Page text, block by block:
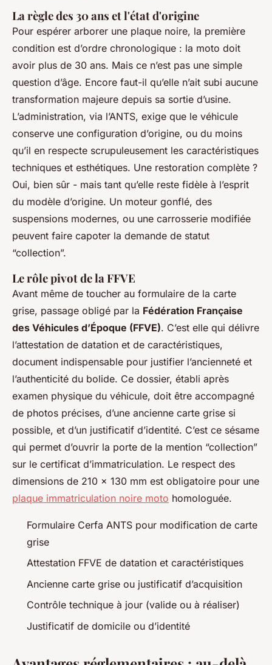
La règle des 30 ans et l'état d'origine
Pour espérer arborer une plaque noire, la première
condition est d’ordre chronologique : la moto doit
avoir plus de 30 ans. Mais ce n’est pas une simple
question d’âge. Encore faut-il qu’elle n’ait subi aucune
transformation majeure depuis sa sortie d’usine.
L’administration, via l’ANTS, exige que le véhicule
conserve une configuration d’origine, ou du moins
qu’il en respecte scrupuleusement les caractéristiques
techniques et esthétiques. Une restoration complète ?
Oui, bien sûr - mais tant qu’elle reste fidèle à l’esprit
du modèle d’origine. Un moteur gonflé, des
suspensions modernes, ou une carrosserie modifiée
peuvent faire capoter la demande de statut
“collection”.
Le rôle pivot de la FFVE
Avant même de toucher au formulaire de la carte
grise, passage obligé par la Fédération Française
des Véhicules d’Époque (FFVE). C’est elle qui délivre
l’attestation de datation et de caractéristiques,
document indispensable pour justifier l’ancienneté et
l’authenticité du bolide. Ce dossier, établi après
examen physique du véhicule, doit être accompagné
de photos précises, d’une ancienne carte grise si
possible, et d’un justificatif d’identité. C’est ce sésame
qui permet d’ouvrir la porte de la mention “collection”
sur le certificat d’immatriculation. Le respect des
dimensions de 210 x 130 mm est obligatoire pour une
plaque immatriculation noire moto homologuée.
Formulaire Cerfa ANTS pour modification de carte
grise
Attestation FFVE de datation et caractéristiques
Ancienne carte grise ou justificatif d’acquisition
Contrôle technique à jour (valide ou à réaliser)
Justificatif de domicile ou d’identité